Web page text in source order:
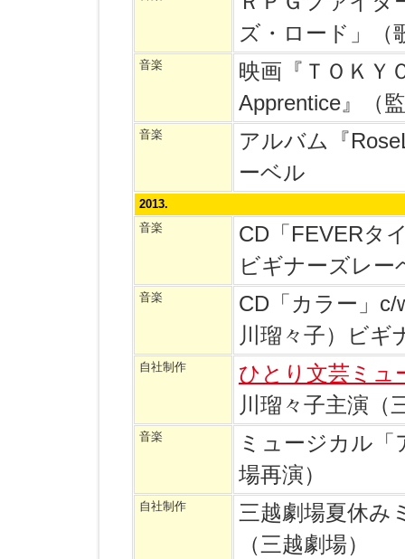
ズ・ロード」（
音楽
映画『ＴＯＫＹ
Apprentice』（
音楽
アルバム『
ーベル
2013.
音楽
CD「FEVERタ
ビギナーズレー
音楽
CD「カラー」
川瑠々子）ビギ
自社制作
ひとり文芸ミュ
川瑠々子主演（
音楽
ミュージカル
場再演）
自社制作
三越劇場夏休み
（三越劇場）